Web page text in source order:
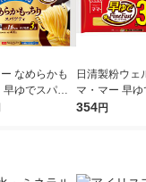
なめらかも
早ゆでスパゲ
サイズ チャッ
日清製粉ウェ
マ・マー 早
ゲティ
354円